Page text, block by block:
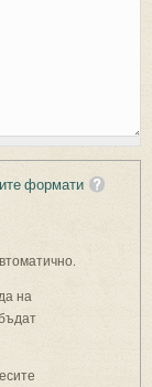
формати
на